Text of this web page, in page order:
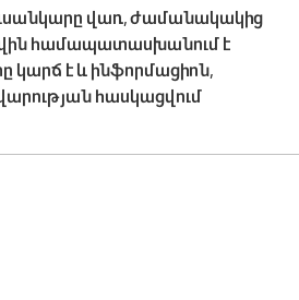
վառ, ժամանակակից
համապատասխանում է
կարճ է և ինֆորմացիոն,
հասկացվում